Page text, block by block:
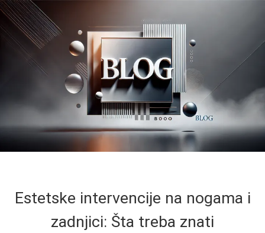
Estetske intervencije na nogama i
zadnjici: Šta treba znati